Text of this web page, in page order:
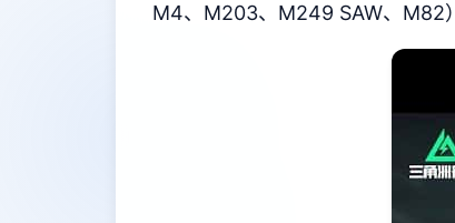
M4、M203、M249 SAW、M82